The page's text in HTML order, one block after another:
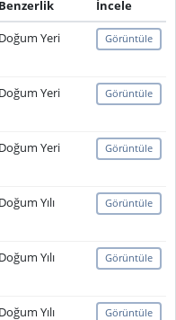
Benzerlik
İncele
Doğum Yeri Görüntüle
Doğum Yeri Görüntüle
Doğum Yeri Görüntüle
Doğum Yılı Görüntüle
Doğum Yılı Görüntüle
Doğum Yılı Görüntüle